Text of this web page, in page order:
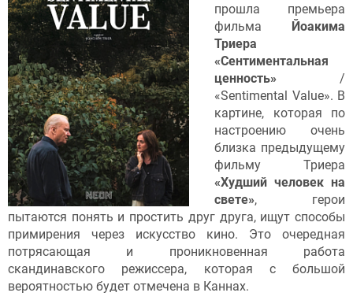
прошла премьера
фильма Йоакима
Триера
«Сентиментальная
ценность» /
«Sentimental Value». В
картине, которая по
настроению очень
близка предыдущему
фильму Триера
«Худший человек на
свете», герои
пытаются понять и простить друг друга, ищут способы
примирения через искусство кино. Это очередная
потрясающая и проникновенная работа
скандинавского режиссера, которая с большой
вероятностью будет отмечена в Каннах.